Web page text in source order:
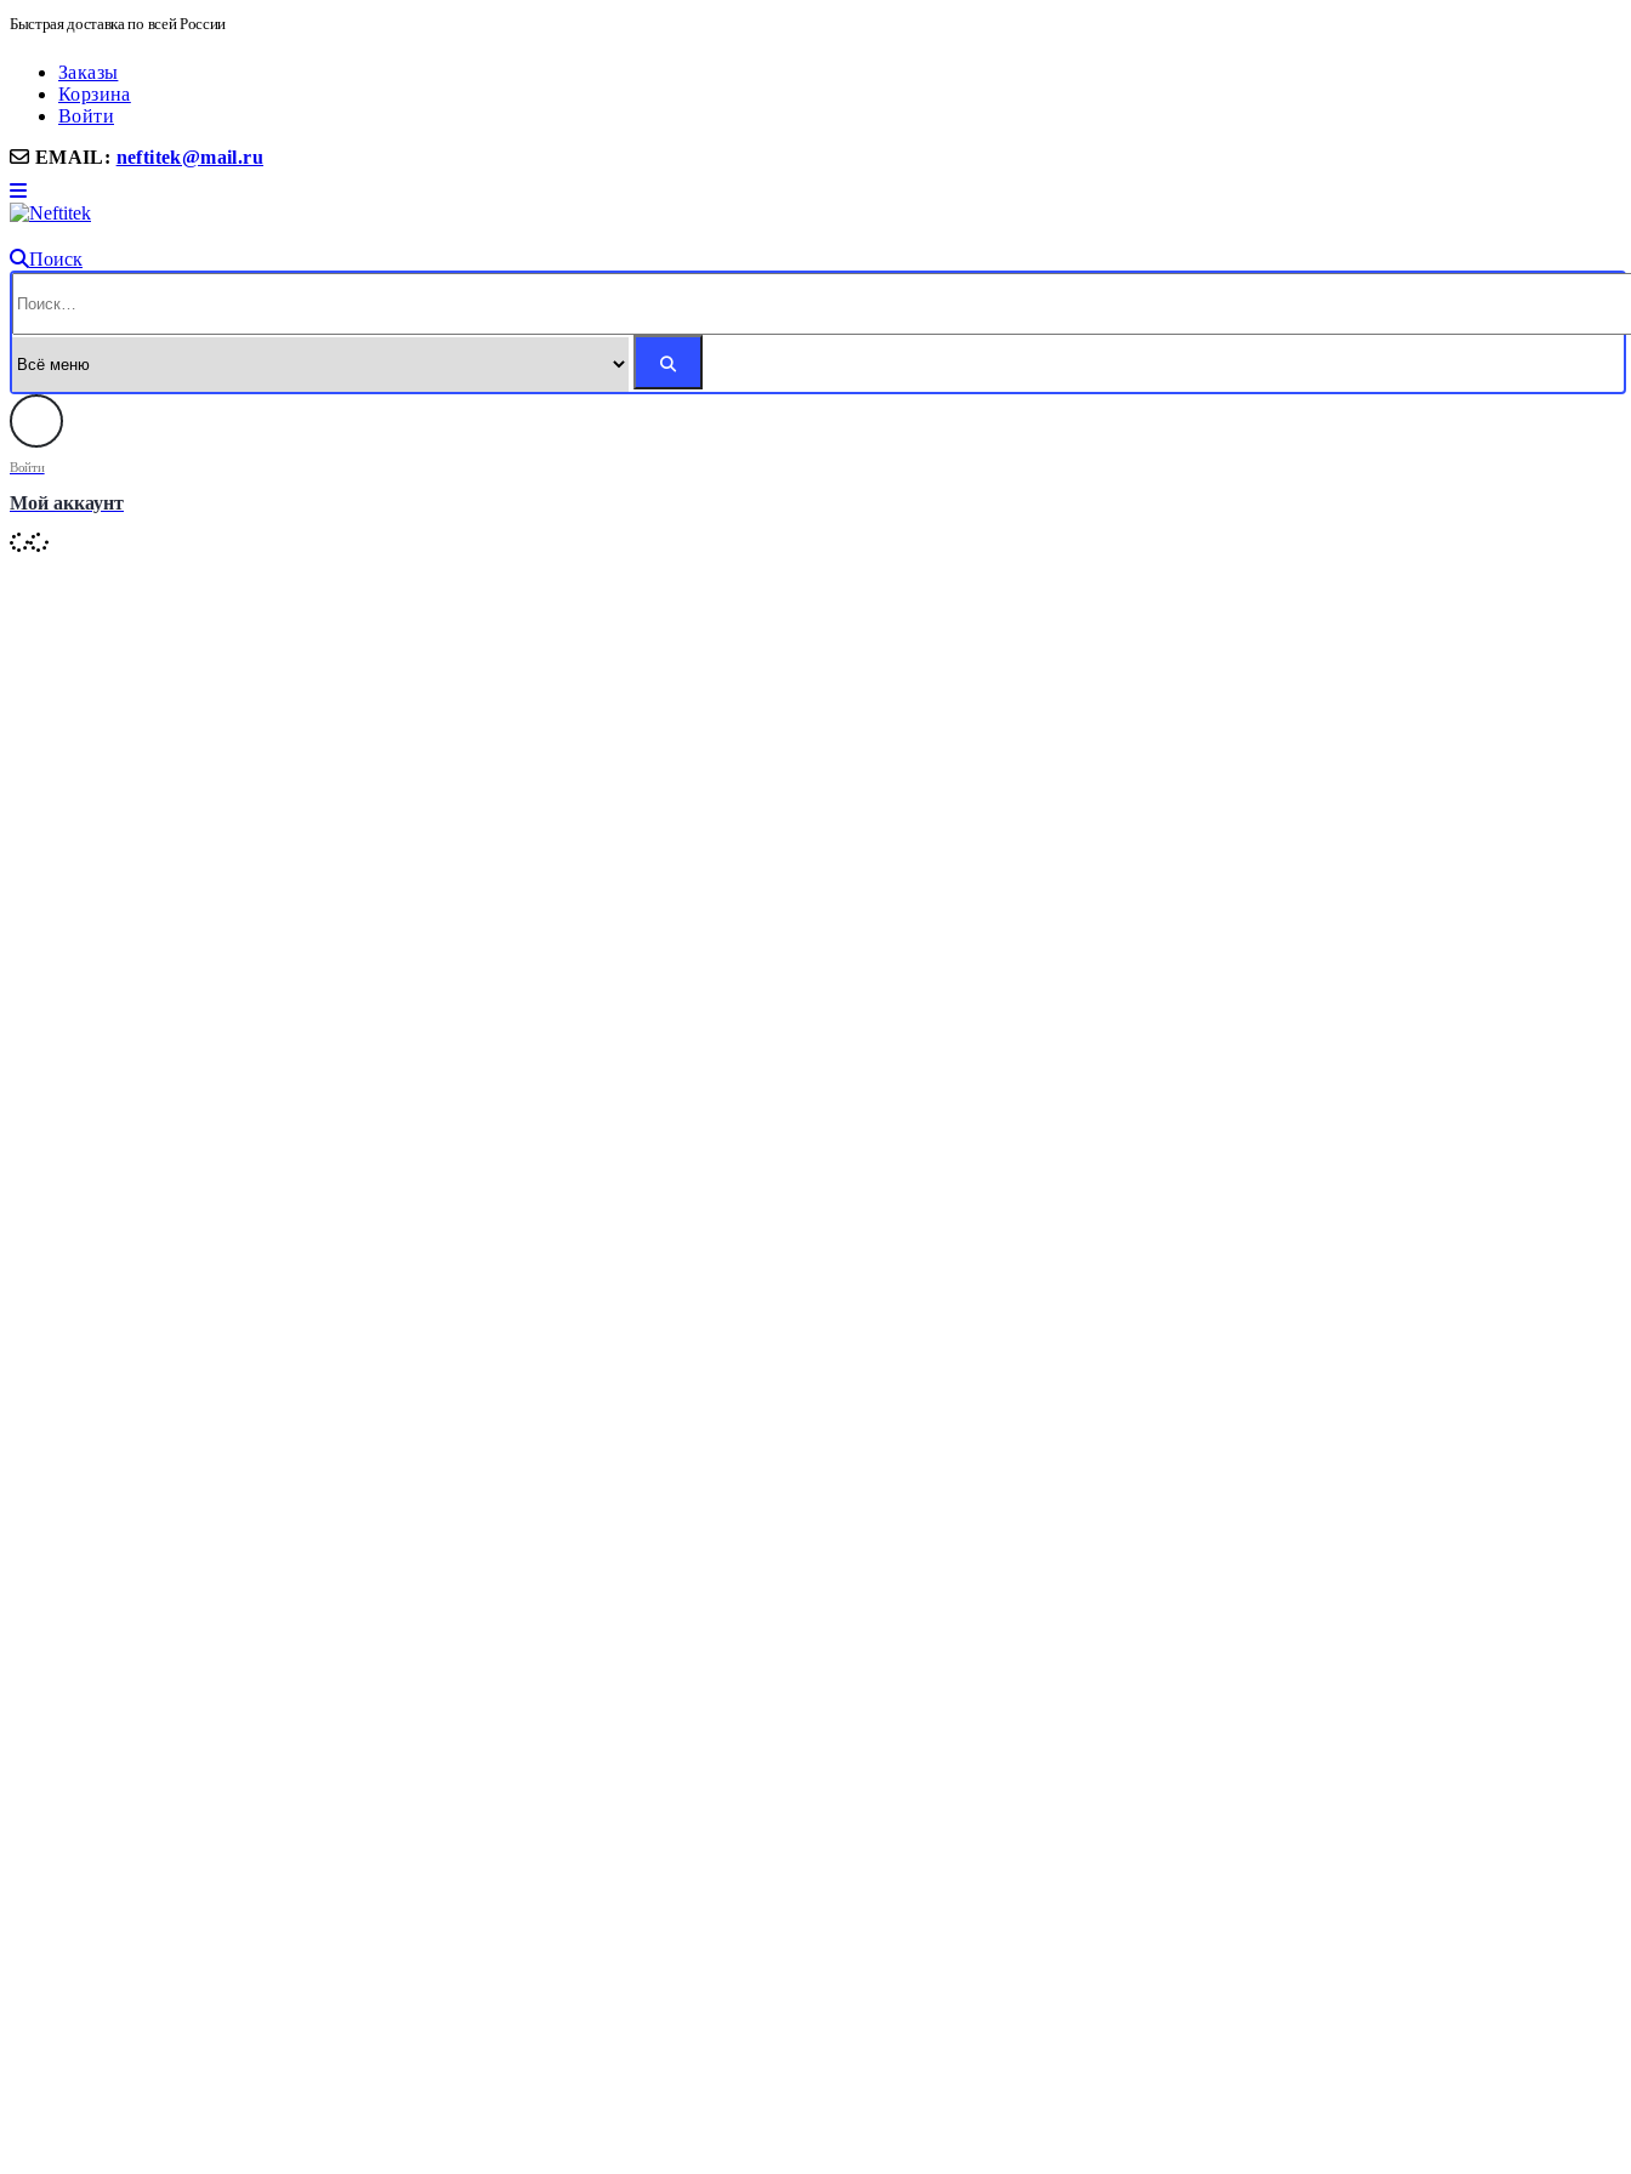
Быстрая доставка по всей России
Заказы
Корзина
Войти
EMAIL: neftitek@mail.ru
Поиск
Войти
Мой аккаунт